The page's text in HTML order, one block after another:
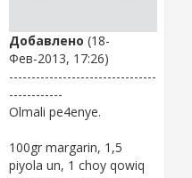
Добавлено (18-
Фев-2013, 17:26)
---------------------------------
------------
Olmali pe4enye.
100gr margarin, 1,5
piyola un, 1 choy qowiq